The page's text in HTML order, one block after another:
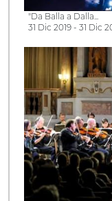
"Da Balla a Dalla...
31 Dic 2019 - 31 Dic